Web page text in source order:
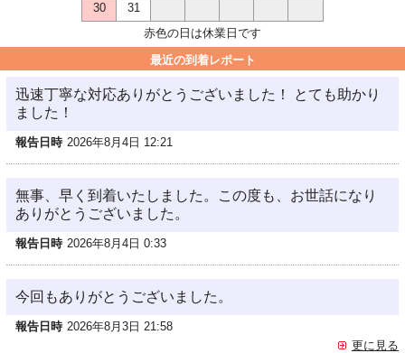
30
31
赤色の日は休業日です
最近の到着レポート
迅速丁寧な対応ありがとうございました！ とても助かり
ました！
報告日時 2026年8月4日 12:21
無事、早く到着いたしました。この度も、お世話になり
ありがとうございました。
報告日時 2026年8月4日 0:33
今回もありがとうございました。
報告日時 2026年8月3日 21:58
更に見る